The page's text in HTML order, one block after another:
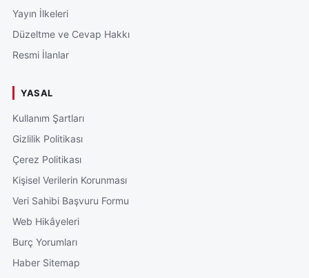
Yayın İlkeleri
Düzeltme ve Cevap Hakkı
Resmi İlanlar
YASAL
Kullanım Şartları
Gizlilik Politikası
Çerez Politikası
Kişisel Verilerin Korunması
Veri Sahibi Başvuru Formu
Web Hikâyeleri
Burç Yorumları
Haber Sitemap